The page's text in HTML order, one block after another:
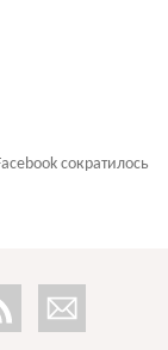
сократилось